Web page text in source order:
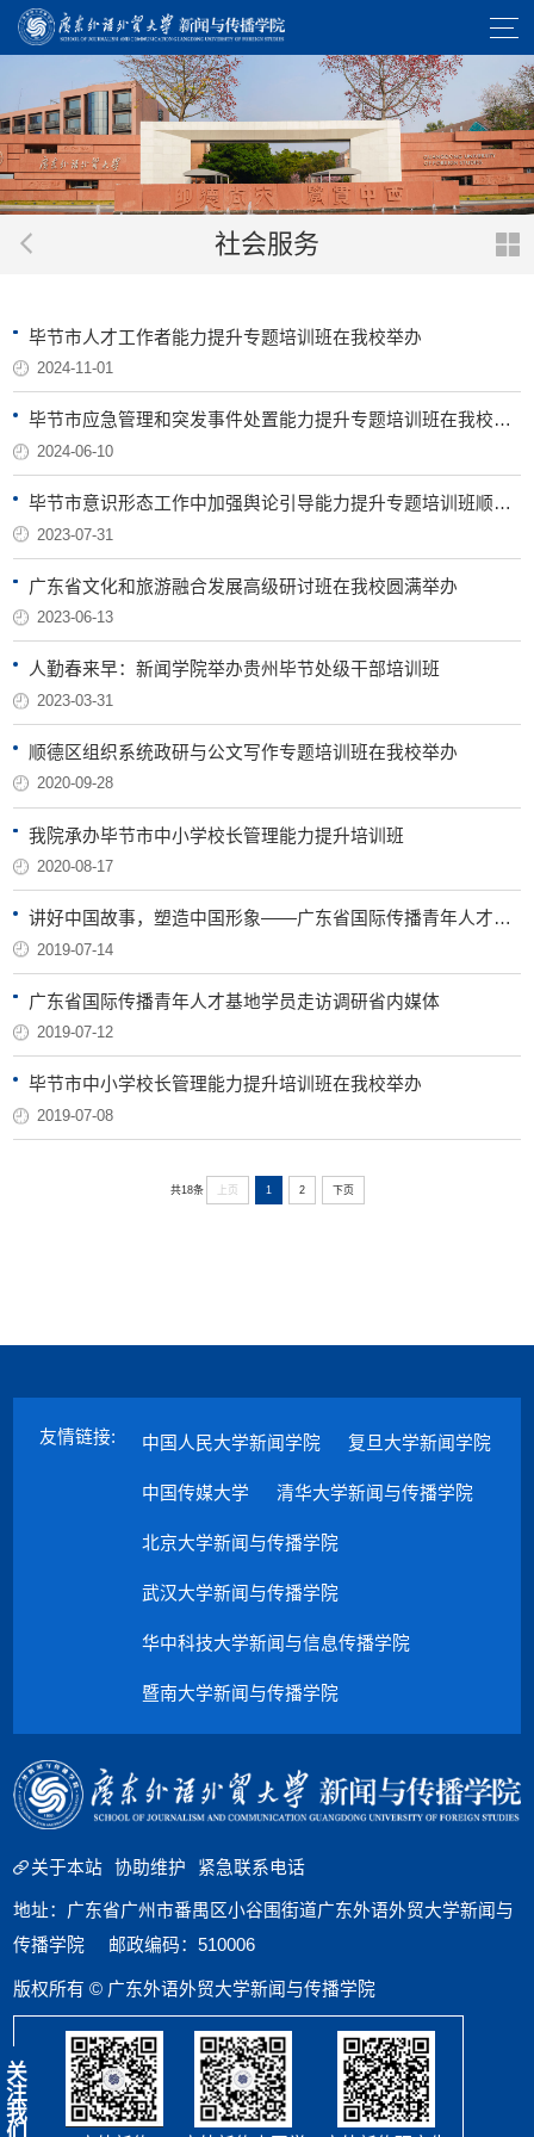
社会服务
毕节市人才工作者能力提升专题培训班在我校举办
2024-11-01
毕节市应急管理和突发事件处置能力提升专题培训班在我校举办
2024-06-10
毕节市意识形态工作中加强舆论引导能力提升专题培训班顺利开班
2023-07-31
广东省文化和旅游融合发展高级研讨班在我校圆满举办
2023-06-13
人勤春来早：新闻学院举办贵州毕节处级干部培训班
2023-03-31
顺德区组织系统政研与公文写作专题培训班在我校举办
2020-09-28
我院承办毕节市中小学校长管理能力提升培训班
2020-08-17
讲好中国故事，塑造中国形象——广东省国际传播青年人才基地第四期培训开展
2019-07-14
广东省国际传播青年人才基地学员走访调研省内媒体
2019-07-12
毕节市中小学校长管理能力提升培训班在我校举办
2019-07-08
共18条 上页 1 2 下页
友情链接: 中国人民大学新闻学院 复旦大学新闻学院
中国传媒大学 清华大学新闻与传播学院
北京大学新闻与传播学院
武汉大学新闻与传播学院
华中科技大学新闻与信息传播学院
暨南大学新闻与传播学院
关于本站 协助维护 紧急联系电话
地址：广东省广州市番禺区小谷围街道广东外语外贸大学新闻与
传播学院 邮政编码：510006
版权所有 © 广东外语外贸大学新闻与传播学院
关
注
我